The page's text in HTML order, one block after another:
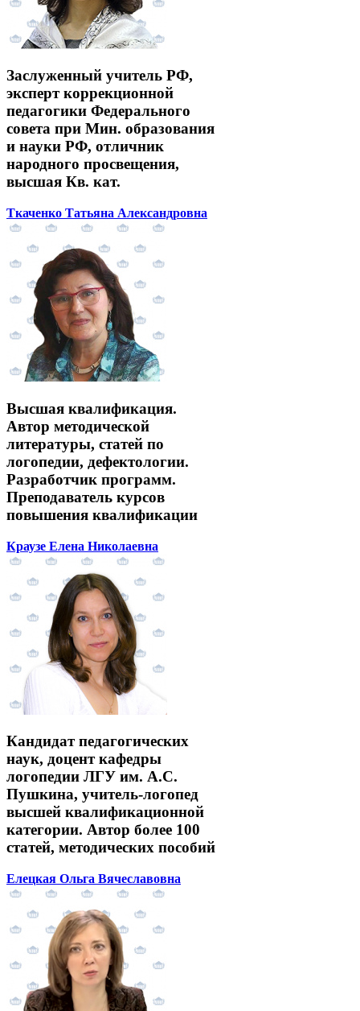
Заслуженный учитель РФ,
эксперт коррекционной
педагогики Федерального
совета при Мин. образования
и науки РФ, отличник
народного просвещения,
высшая Кв. кат.
Ткаченко Татьяна Александровна
Высшая квалификация.
Автор методической
литературы, статей по
логопедии, дефектологии.
Разработчик программ.
Преподаватель курсов
повышения квалификации
Краузе Елена Николаевна
Кандидат педагогических
наук, доцент кафедры
логопедии ЛГУ им. А.С.
Пушкина, учитель-логопед
высшей квалификационной
категории. Автор более 100
статей, методических пособий
Елецкая Ольга Вячеславовна